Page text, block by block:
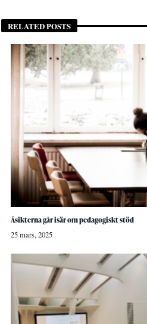
RELATED POSTS
Åsikterna går isär om pedagogiskt stöd
25 mars, 2025